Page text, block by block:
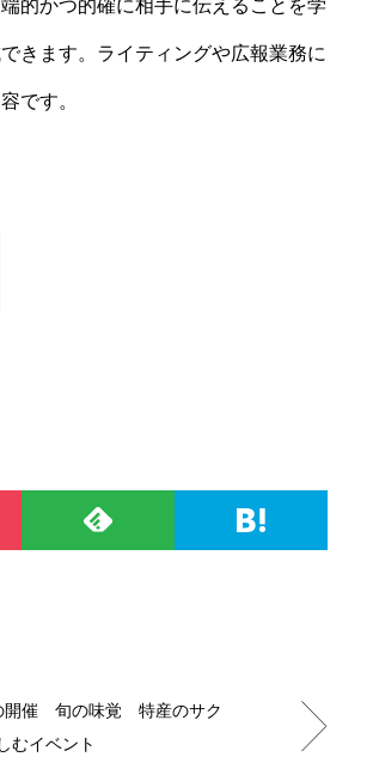
的かつ的確に相手に伝えることを学
きます。ライティングや広報業務に
です。
開催 旬の味覚 特産のサク
むイベント